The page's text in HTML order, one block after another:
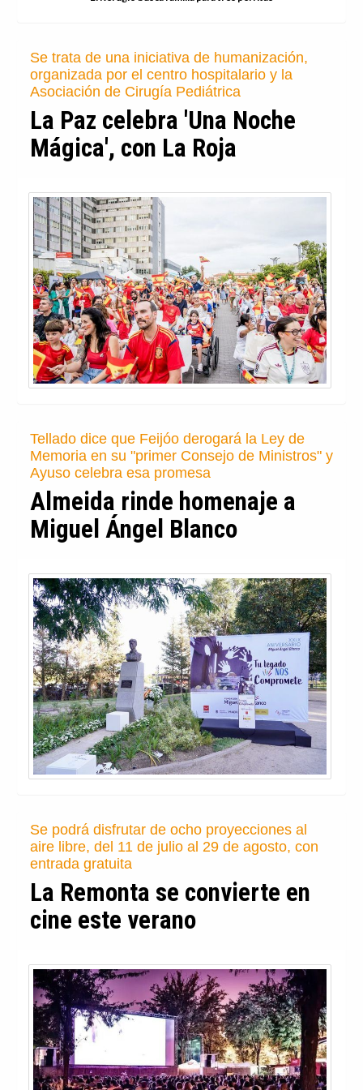
Tellado dice que Feijóo derogará la Ley de
Memoria en su "primer Consejo de Ministros" y
Ayuso celebra esa promesa
Almeida rinde homenaje a
Miguel Ángel Blanco
Se podrá disfrutar de ocho proyecciones al
aire libre, del 11 de julio al 29 de agosto, con
entrada gratuita
La Remonta se convierte en
cine este verano
La ministra de Defensa ha visitado las
instalaciones del nuevo edificio en Madrid, que
cuenta con 361 plazas
'Coliving' para militares, en